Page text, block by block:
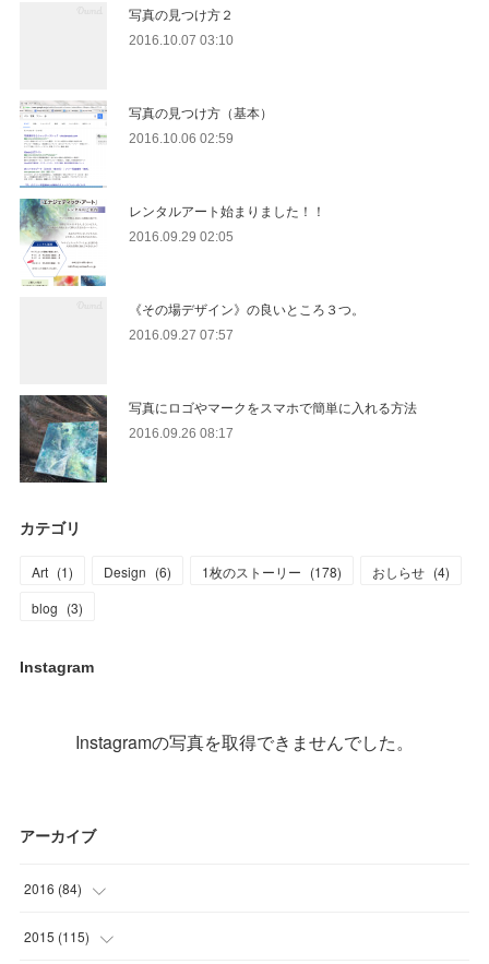
写真の見つけ方２
2016.10.07 03:10
写真の見つけ方（基本）
2016.10.06 02:59
レンタルアート始まりました！！
2016.09.29 02:05
《その場デザイン》の良いところ３つ。
2016.09.27 07:57
写真にロゴやマークをスマホで簡単に入れる方法
2016.09.26 08:17
カテゴリ
Art (1) Design (6) 1枚のストーリー (178) おしらせ (4)
blog (3)
Instagram
Instagramの写真を取得できませんでした。
アーカイブ
2016 (84)
(2)
2015 (115)